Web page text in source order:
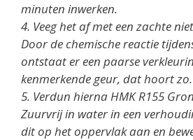
minuten inwerken.
4. Veeg het af met een zachte
Door de chemische reactie
ontstaat er een paarse
kenmerkende geur, dat hoort zo.
5. Verdun hierna HMK R155
Zuurvrij in water in een
dit op het oppervlak aan en